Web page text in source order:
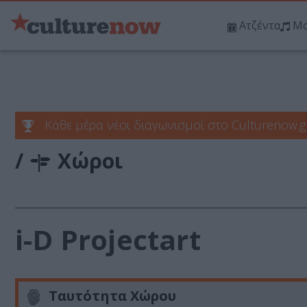
Ατζέντα
Κάθε μέρα νέοι διαγωνισμοί στο
/ Χώροι
i-D Projectart
Ταυτότητα Χώρου